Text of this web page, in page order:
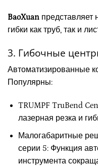
BaoXuan представляет
гибки как труб, так и
3. Гибочные
Автоматизированные
Популярны:
TRUMPF TruBend
лазерная резка и
Малогабаритные
серии 5: Функция
инструмента